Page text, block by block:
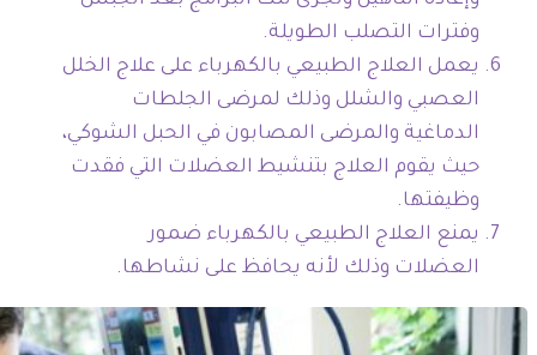
وفترات التصلب الطويلة.
يعمل العلاج الطبيعي بالكهرباء على علاج الخلل
العصبي والشلل وذلك لمرضى الجلطات
الدماغية والمرضى المصابون في الحبل الشوكي،
حيث يقوم العلاج بتنشيط العضلات التي فقدت
وظيفتها.
يمنع العلاج الطبيعي بالكهرباء ضمور
العضلات وذلك لأنه يحافظ على نشاطها.